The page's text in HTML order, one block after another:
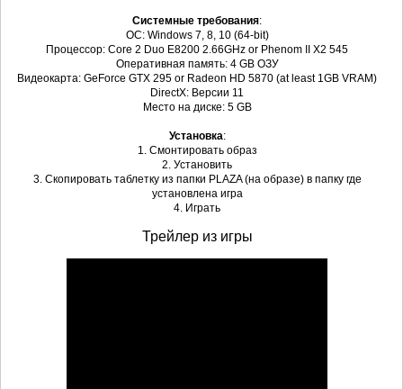
Системные требования:
ОС: Windows 7, 8, 10 (64-bit)
Процессор: Core 2 Duo E8200 2.66GHz or Phenom II X2 545
Оперативная память: 4 GB ОЗУ
Видеокарта: GeForce GTX 295 or Radeon HD 5870 (at least 1GB VRAM)
DirectX: Версии 11
Место на диске: 5 GB
Установка:
1. Смонтировать образ
2. Установить
3. Скопировать таблетку из папки PLAZA (на образе) в папку где
установлена игра
4. Играть
Трейлер из игры